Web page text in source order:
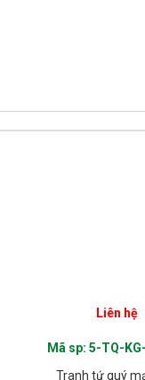
Liên hệ
Mã sp: 5-TQ-
Tranh tứ quý